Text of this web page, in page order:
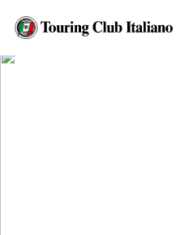
HOME
ÁBRAHÁM VINTAGE ROOMS & APARTMAN